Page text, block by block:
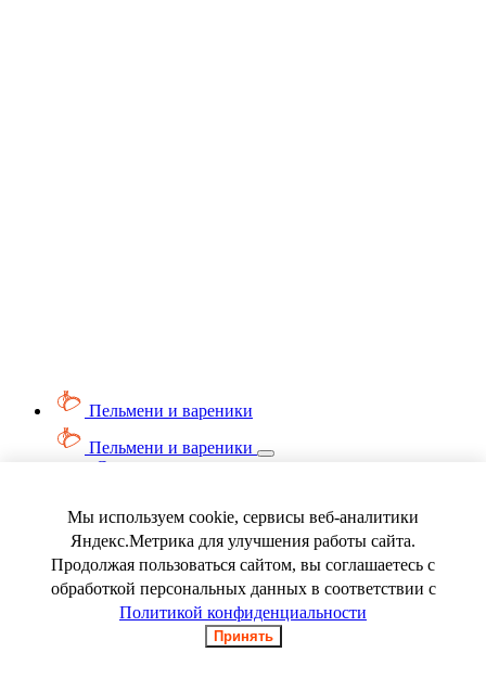
Пельмени и вареники
Пельмени и вареники
Смотреть весь раздел
Ягода замороженная
Мы используем cookie, сервисы веб-аналитики
Яндекс.Метрика для улучшения работы сайта.
Продолжая пользоваться сайтом, вы соглашаетесь с
обработкой персональных данных в соответствии с
Политикой конфиденциальности
Принять